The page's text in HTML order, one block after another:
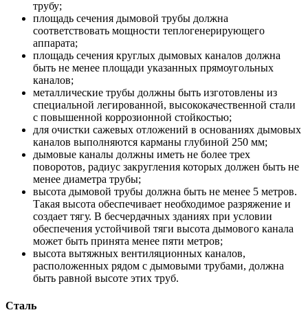
трубу;
площадь сечения дымовой трубы должна
соответствовать мощности теплогенерирующего
аппарата;
площадь сечения круглых дымовых каналов должна
быть не менее площади указанных прямоугольных
каналов;
металлические трубы должны быть изготовлены из
специальной легированной, высококачественной стали
с повышенной коррозионной стойкостью;
для очистки сажевых отложений в основаниях дымовых
каналов выполняются карманы глубиной 250 мм;
дымовые каналы должны иметь не более трех
поворотов, радиус закругления которых должен быть не
менее диаметра трубы;
высота дымовой трубы должна быть не менее 5 метров.
Такая высота обеспечивает необходимое разряжение и
создает тягу. В бесчердачных зданиях при условии
обеспечения устойчивой тяги высота дымового канала
может быть принята менее пяти метров;
высота вытяжных вентиляционных каналов,
расположенных рядом с дымовыми трубами, должна
быть равной высоте этих труб.
Сталь